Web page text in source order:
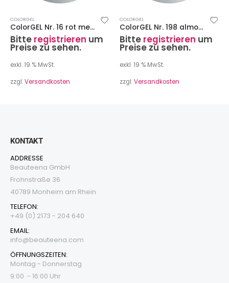
COLORGEL
ColorGEL Nr. 16 rot metallic 7 ml
Bitte registrieren um
Preise zu sehen.
exkl. 19 % MwSt.
zzgl.Versandkosten
COLORGEL
ColorGEL Nr. 198 almond 7 ml
Bitte registrieren um
Preise zu sehen.
exkl. 19 % MwSt.
zzgl.Versandkosten
KONTAKT
ADDRESSE
Beauteena GmbH
Frohnstraße 36
40789 Monheim am Rhein
TELEFON:
+49 (0) 2173 - 204 640
EMAIL:
info@beauteena.com
ÖFFNUNGSZEITEN:
Montag - Donnerstag
9:00 - 16:00 Uhr